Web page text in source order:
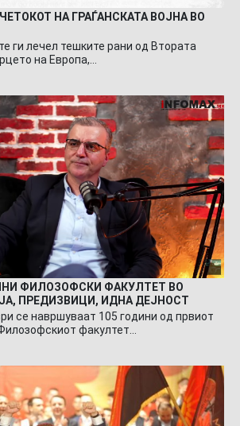
НА ГРАЃАНСКАТА ВОЈНА ВО
ги лечел тешките рани од Втората
на Европа,…
ФИЛОЗОФСКИ ФАКУЛТЕТ ВО
ПРЕДИЗВИЦИ, ИДНА ДЕЈНОСТ
се навршуваат 105 години од првиот
факултет…